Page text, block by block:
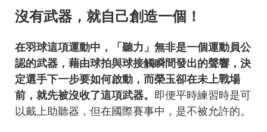
沒有武器，就自己創造一個！
在羽球這項運動中，「聽力」無非是一個運動員公
認的武器，藉由球拍與球接觸瞬間發出的聲響，決
定選手下一步要如何啟動，而榮玉卻在未上戰場
前，就先被沒收了這項武器。 即便平時練習時是可
以戴上助聽器，但在國際賽事中，是不被允許的。